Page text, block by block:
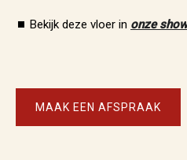
⏹️ Bekijk deze vloer in onze
MAAK EEN AFSPRAAK